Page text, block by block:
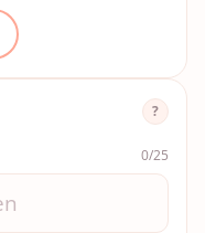
?
0/25